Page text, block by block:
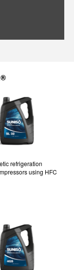
®
refrigeration
using HFC